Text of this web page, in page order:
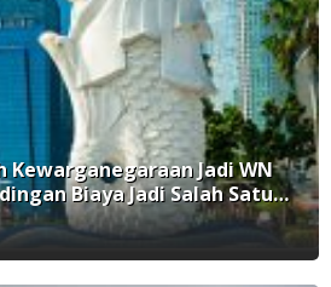
Kewarganegaraan Jadi WN
Biaya Jadi Salah Satu